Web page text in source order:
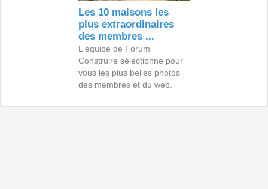
Les 10 maisons les
plus extraordinaires
des membres ...
L'équipe de Forum
Construire sélectionne pour
vous les plus belles photos
des membres et du web.